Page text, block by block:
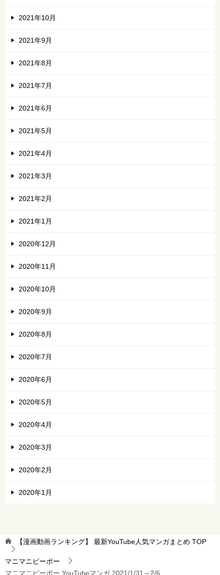
2021年10月
2021年9月
2021年8月
2021年7月
2021年6月
2021年5月
2021年4月
2021年3月
2021年2月
2021年1月
2020年12月
2020年11月
2020年10月
2020年9月
2020年8月
2020年7月
2020年6月
2020年5月
2020年4月
2020年3月
2020年2月
2020年1月
【漫画動画ランキング】 最新YouTube人気マンガまとめ TOP
マニマニピーポー
マニマニピーポー YouTubeマンガ 2021/1/31～2/6